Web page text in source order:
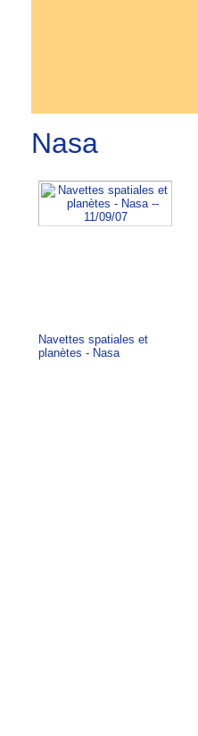
Nasa
Navettes spatiales et
planètes - Nasa